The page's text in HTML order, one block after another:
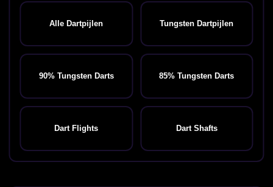
Alle Dartpijlen Tungsten Dartpijlen
90% Tungsten Darts 85% Tungsten Darts
Dart Flights Dart Shafts